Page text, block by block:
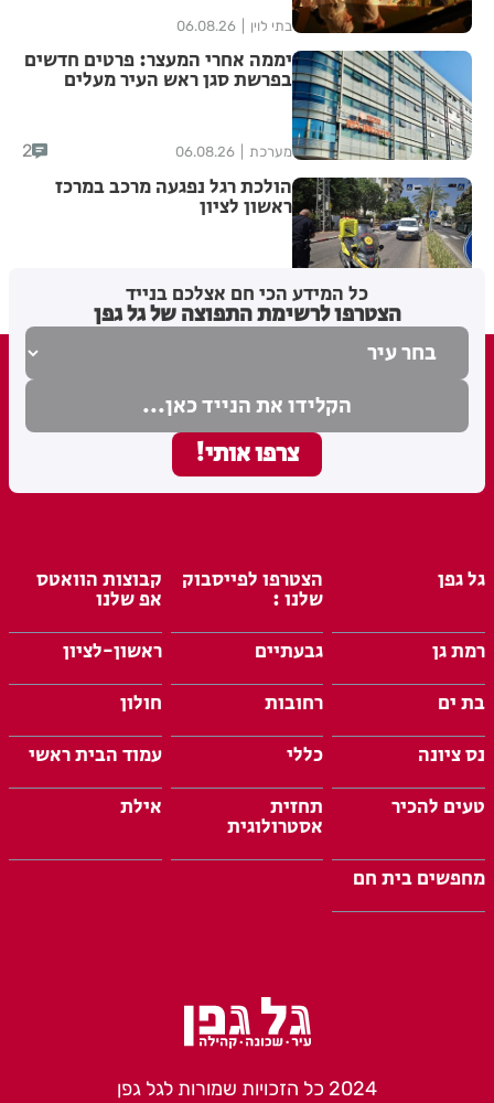
בתי לוין 06.08.26
יממה אחרי המעצר: פרטים חדשים
בפרשת סגן ראש העיר מעלים
מערכת 06.08.26
2
הולכת רגל נפגעה מרכב במרכז
ראשון לציון
כל המידע הכי חם אצלכם בנייד
הצטרפו לרשימת התפוצה של גל גפן
גל גפן הצטרפו לפייסבוק
שלנו :
קבוצות הוואטס
אפ שלנו
רמת גן
גבעתיים
ראשון-לציון
בת ים
רחובות
חולון
נס ציונה
כללי
עמוד הבית ראשי
טעים להכיר
תחזית
אסטרולוגית
אילת
מחפשים בית חם
2024 כל הזכויות שמורות לגל גפן